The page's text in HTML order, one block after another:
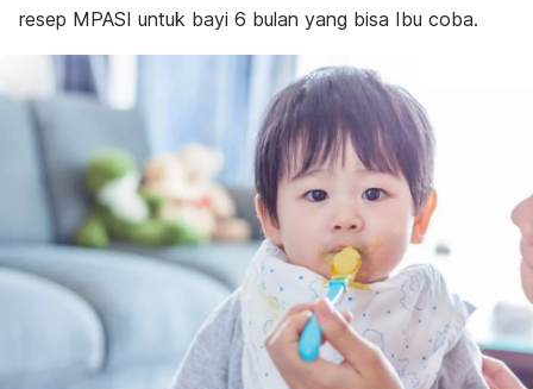
resep MPASI untuk bayi 6 bulan yang bisa Ibu coba.